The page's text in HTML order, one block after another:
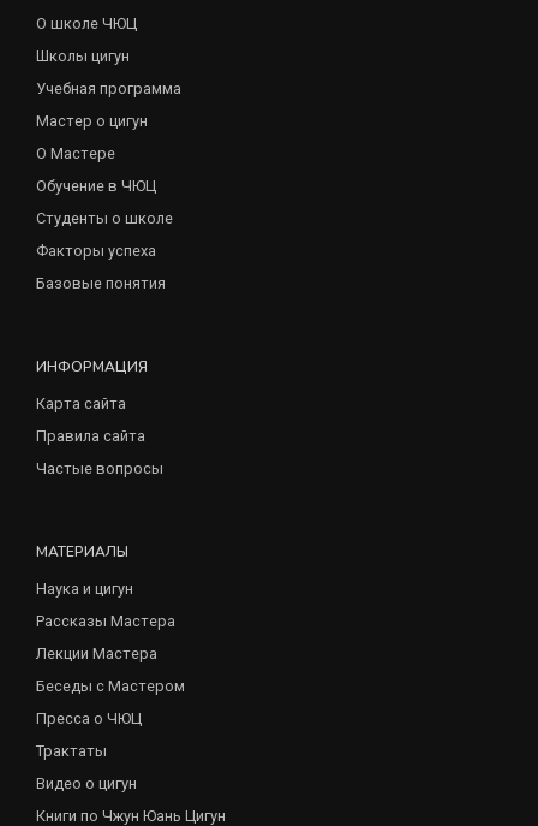
О школе ЧЮЦ
Школы цигун
Учебная программа
Мастер о цигун
О Мастере
Обучение в ЧЮЦ
Студенты о школе
Факторы успеха
Базовые понятия
ИНФОРМАЦИЯ
Карта сайта
Правила сайта
Частые вопросы
МАТЕРИАЛЫ
Наука и цигун
Рассказы Мастера
Лекции Мастера
Беседы с Мастером
Пресса о ЧЮЦ
Трактаты
Видео о цигун
Книги по Чжун Юань Цигун